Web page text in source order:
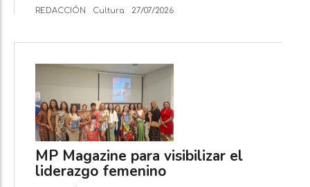
REDACCIÓN Cultura 27/07/2026
MP Magazine para visibilizar el
liderazgo femenino